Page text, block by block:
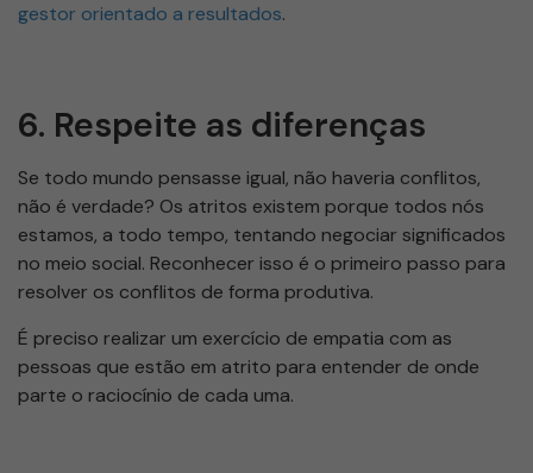
gestor orientado a resultados.
6. Respeite as diferenças
Se todo mundo pensasse igual, não haveria conflitos,
não é verdade? Os atritos existem porque todos nós
estamos, a todo tempo, tentando negociar significados
no meio social. Reconhecer isso é o primeiro passo para
resolver os conflitos de forma produtiva.
É preciso realizar um exercício de empatia com as
pessoas que estão em atrito para entender de onde
parte o raciocínio de cada uma.